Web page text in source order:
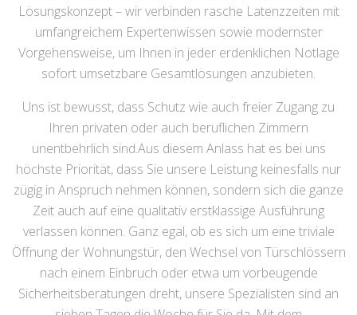
Lösungskonzept – wir verbinden rasche Latenzzeiten mit
umfangreichem Expertenwissen sowie modernster
Vorgehensweise, um Ihnen in jeder erdenklichen Notlage
sofort umsetzbare Gesamtlösungen anzubieten.
Uns ist bewusst, dass Schutz wie auch freier Zugang zu
Ihren privaten oder auch beruflichen Zimmern
unentbehrlich sind.Aus diesem Anlass hat es bei uns
höchste Priorität, dass Sie unsere Leistung keinesfalls nur
zügig in Anspruch nehmen können, sondern sich die ganze
Zeit auch auf eine qualitativ erstklassige Ausführung
verlassen können. Ganz egal, ob es sich um eine triviale
Öffnung der Wohnungstür, den Wechsel von Türschlössern
nach einem Einbruch oder etwa um vorbeugende
Sicherheitsberatungen dreht, unsere Spezialisten sind an